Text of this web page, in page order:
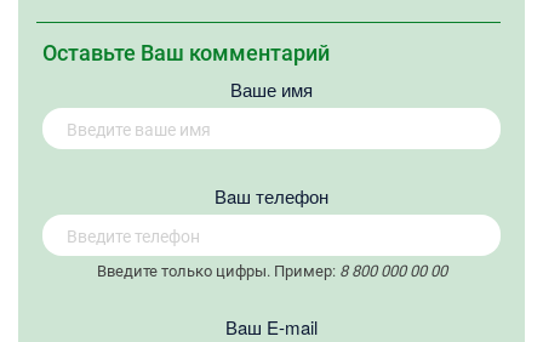
Оставьте Ваш комментарий
Ваше имя
Вaш телефон
Введите только цифры. Пример: 8 800 000 00 00
Вaш E-mail